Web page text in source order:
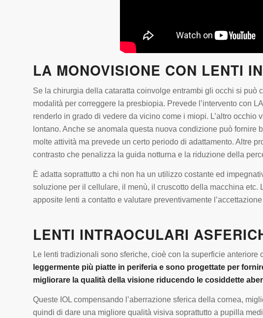
LA MONOVISIONE CON LENTI
Se la chirurgia della cataratta coinvolge entrambi gli occhi si può
modalità per correggere la presbiopia. Prevede l’intervento con
renderlo in grado di vedere da vicino come i miopi. L’altro
lontano. Anche se anomala questa nuova condizione può fornire
molte attività ma prevede un certo periodo di adattamento. Altre
contrasto che penalizza la guida notturna e la riduzione della
È adatta soprattutto a chi non ha un utilizzo costante ed
soluzione per il cellulare, il menù, il cruscotto della macchina
apposite lenti a contatto e valutare preventivamente
LENTI INTRAOCULARI
Le lenti tradizionali sono sferiche, cioè con la superficie anteriore
leggermente più piatte in periferia e sono progettate per
migliorare la qualità della visione riducendo le cosiddette
Queste IOL compensando l’aberrazione sferica della cornea,
quindi di dare una migliore qualità visiva soprattutto a pupilla